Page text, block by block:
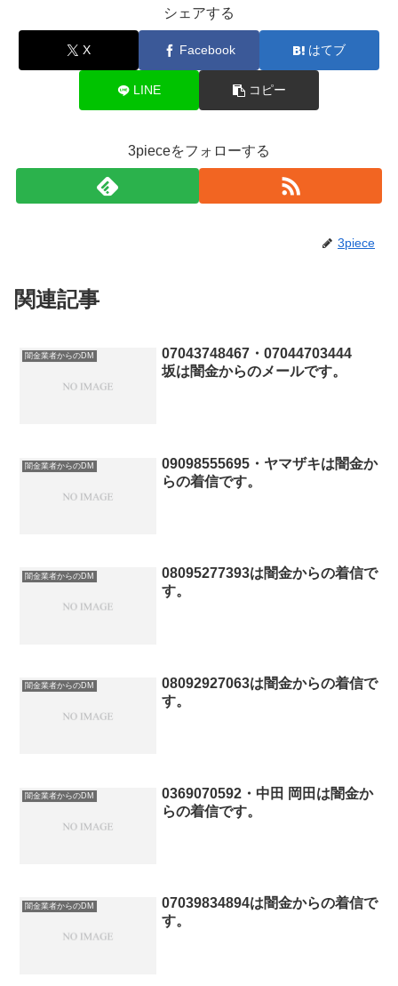
シェアする
X Facebook はてブ
LINE コピー
3pieceをフォローする
3piece
関連記事
闇金業者からのDM
07043748467・07044703444
坂は闇金からのメールです。
闇金業者からのDM
09098555695・ヤマザキは闇金か
らの着信です。
闇金業者からのDM
08095277393は闇金からの着信で
す。
闇金業者からのDM
08092927063は闇金からの着信で
す。
闇金業者からのDM
0369070592・中田 岡田は闇金か
らの着信です。
闇金業者からのDM
07039834894は闇金からの着信で
す。